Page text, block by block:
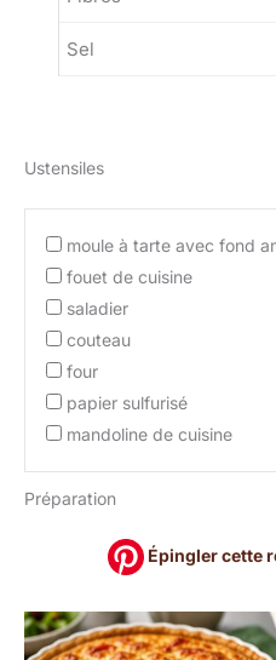
Sel
Ustensiles
moule à tarte avec fond
fouet de cuisine
saladier
couteau
four
papier sulfurisé
mandoline de cuisine
Préparation
Épingler cette